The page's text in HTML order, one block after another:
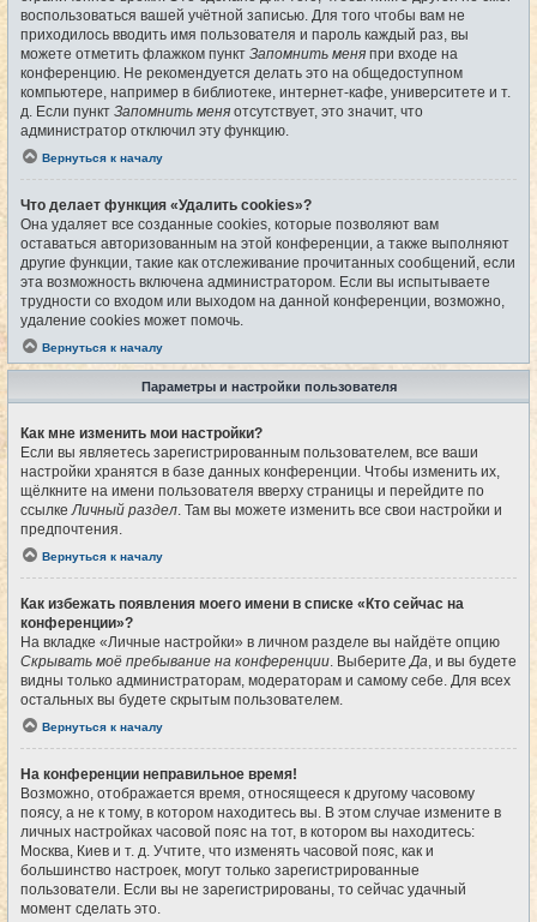
воспользоваться вашей учётной записью. Для того чтобы вам не
приходилось вводить имя пользователя и пароль каждый раз, вы
можете отметить флажком пункт Запомнить меня при входе на
конференцию. Не рекомендуется делать это на общедоступном
компьютере, например в библиотеке, интернет-кафе, университете и т.
д. Если пункт Запомнить меня отсутствует, это значит, что
администратор отключил эту функцию.
Вернуться к началу
Что делает функция «Удалить cookies»?
Она удаляет все созданные cookies, которые позволяют вам
оставаться авторизованным на этой конференции, а также выполняют
другие функции, такие как отслеживание прочитанных сообщений, если
эта возможность включена администратором. Если вы испытываете
трудности со входом или выходом на данной конференции, возможно,
удаление cookies может помочь.
Вернуться к началу
Параметры и настройки пользователя
Как мне изменить мои настройки?
Если вы являетесь зарегистрированным пользователем, все ваши
настройки хранятся в базе данных конференции. Чтобы изменить их,
щёлкните на имени пользователя вверху страницы и перейдите по
ссылкеЛичный раздел. Там вы можете изменить все свои настройки и
предпочтения.
Вернуться к началу
Как избежать появления моего имени в списке «Кто сейчас на
конференции»?
На вкладке «Личные настройки» в личном разделе вы найдёте опцию
Скрывать моё пребывание на конференции. ВыберитеДа, и вы будете
видны только администраторам, модераторам и самому себе. Для всех
остальных вы будете скрытым пользователем.
Вернуться к началу
На конференции неправильное время!
Возможно, отображается время, относящееся к другому часовому
поясу, а не к тому, в котором находитесь вы. В этом случае измените в
личных настройках часовой пояс на тот, в котором вы находитесь:
Москва, Киев и т. д. Учтите, что изменять часовой пояс, как и
большинство настроек, могут только зарегистрированные
пользователи. Если вы не зарегистрированы, то сейчас удачный
момент сделать это.